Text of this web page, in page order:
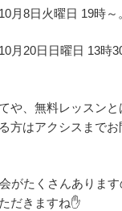
月8日火曜日 19時～
月20日日曜日 13時
や、無料レッスン
方はアクシスまでお
がたくさんありま
だきますね✋